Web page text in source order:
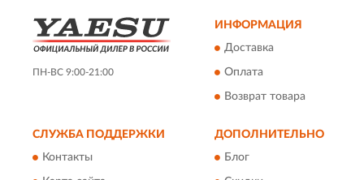
ПН-ВС 9:00-21:00
ИНФОРМАЦИЯ
Доставка
Оплата
Возврат товара
СЛУЖБА ПОДДЕРЖКИ
Контакты
ДОПОЛНИТЕЛЬНО
Блог